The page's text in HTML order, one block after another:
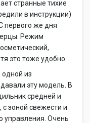
странные тихие
в инструкции)
первого же дня
Режим
это тоже удобно.
одной из
эту модель. В
средней и
зоной свежести и
управления. Очень